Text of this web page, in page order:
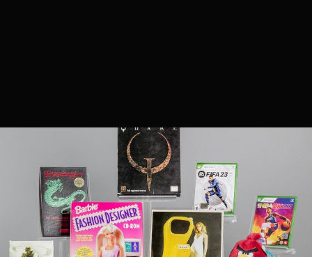
Necroman Mk2 2023.03.15. 17:21
Video Game Hall of Fame 2023